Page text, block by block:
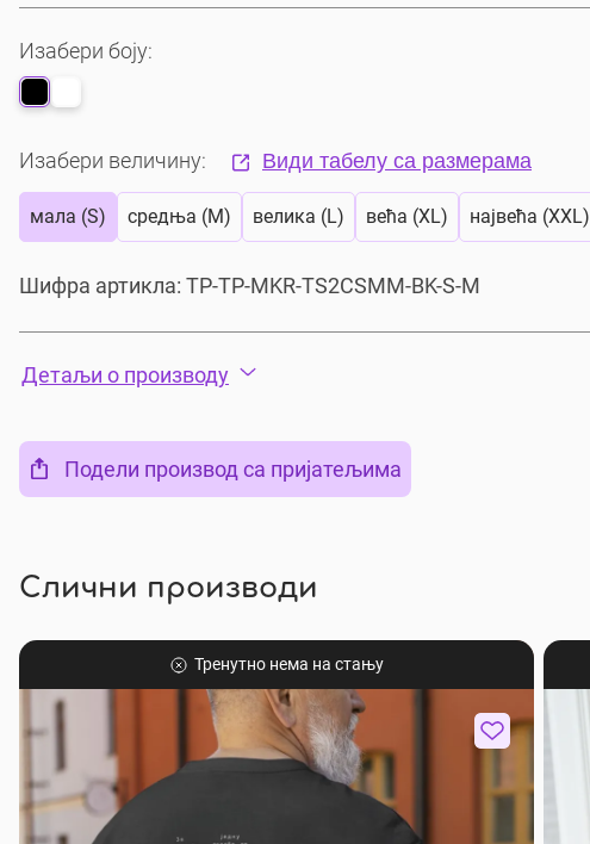
Изабери боју:
Изабери величину: Види табелу са размерама
мала (S) средња (M) велика (L) већа (XL) највећа (XXL)
Шифра артикла: TP-TP-MKR-TS2CSMM-BK-S-M
Детаљи о производу
Подели производ са пријатељима
Слични производи
Тренутно нема на стању